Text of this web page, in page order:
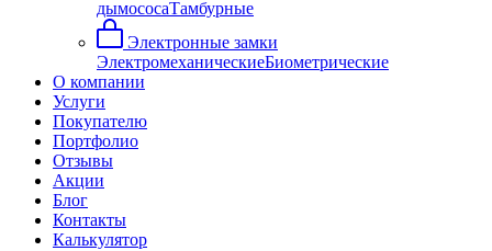
дымососаТамбурные
Электронные замки
ЭлектромеханическиеБиометрические
О компании
Услуги
Покупателю
Портфолио
Отзывы
Акции
Блог
Контакты
Калькулятор